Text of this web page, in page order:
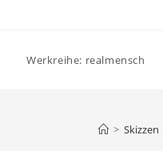
Werkreihe: realmensch
> Skizzen